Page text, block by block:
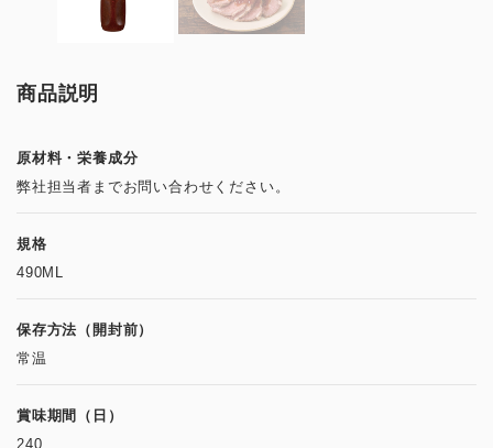
商品説明
原材料・栄養成分
弊社担当者までお問い合わせください。
規格
490ML
保存方法（開封前）
常温
賞味期間（日）
240